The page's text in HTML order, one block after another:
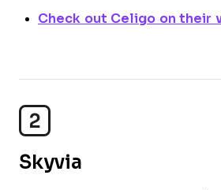
Check out Celigo on their
2
Skyvia